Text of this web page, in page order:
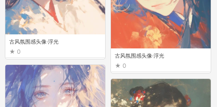
古风氛围感头像·浮光
0
古风氛围感头像·浮光
0